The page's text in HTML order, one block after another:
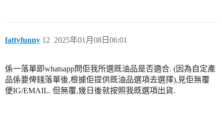
fattyfunny 2025年01月08日06:01
12
係一落單即whatsapp問佢我所選既油品是否適合. (因為自定產
品係要俾錢落單後,根據佢提供既油品選項去選擇),見佢無覆
便IG/EMAIL. 但無覆,幾日後就按照我既選項出貨.